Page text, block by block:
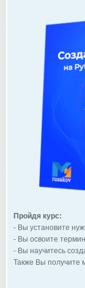
Пройдя курс:
- Вы установите
- Вы освоите
- Вы научитесь
Также Вы получите